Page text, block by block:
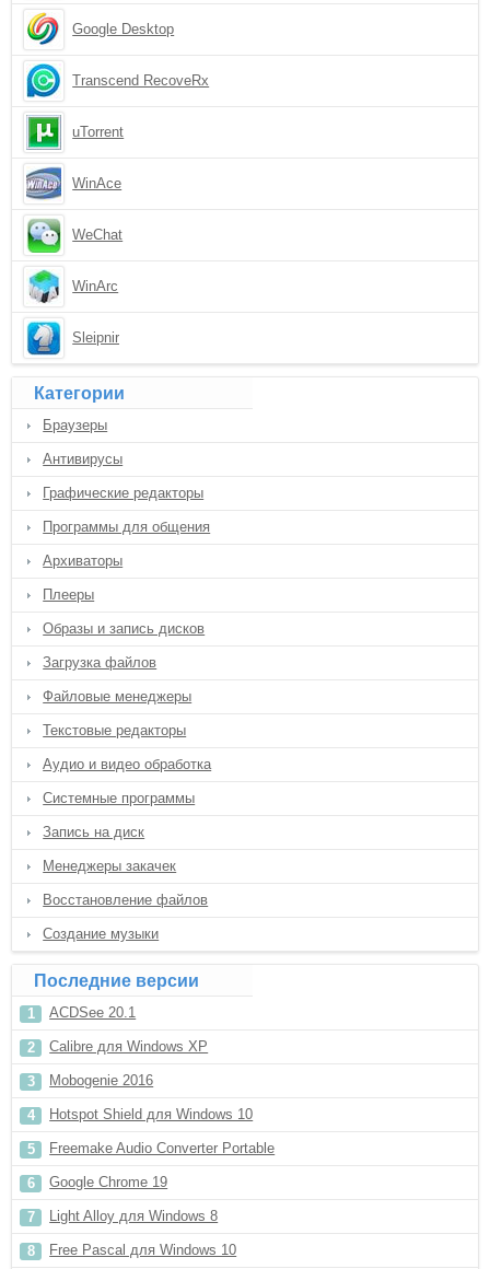
Google Desktop
Transcend RecoveRx
uTorrent
WinAce
WeChat
WinArc
Sleipnir
Категории
Браузеры
Антивирусы
Графические редакторы
Программы для общения
Архиваторы
Плееры
Образы и запись дисков
Загрузка файлов
Файловые менеджеры
Текстовые редакторы
Аудио и видео обработка
Системные программы
Запись на диск
Менеджеры закачек
Восстановление файлов
Создание музыки
Последние версии
ACDSee 20.1
Calibre для Windows XP
Mobogenie 2016
Hotspot Shield для Windows 10
Freemake Audio Converter Portable
Google Chrome 19
Light Alloy для Windows 8
Free Pascal для Windows 10